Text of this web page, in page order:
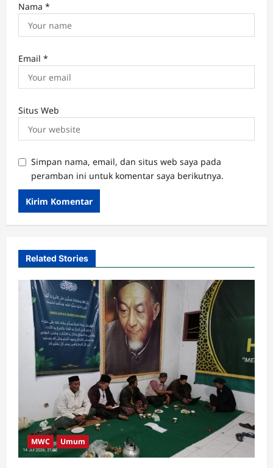
Nama *
Email *
Situs Web
Simpan nama, email, dan situs web saya pada
peramban ini untuk komentar saya berikutnya.
Related Stories
MWC Umum